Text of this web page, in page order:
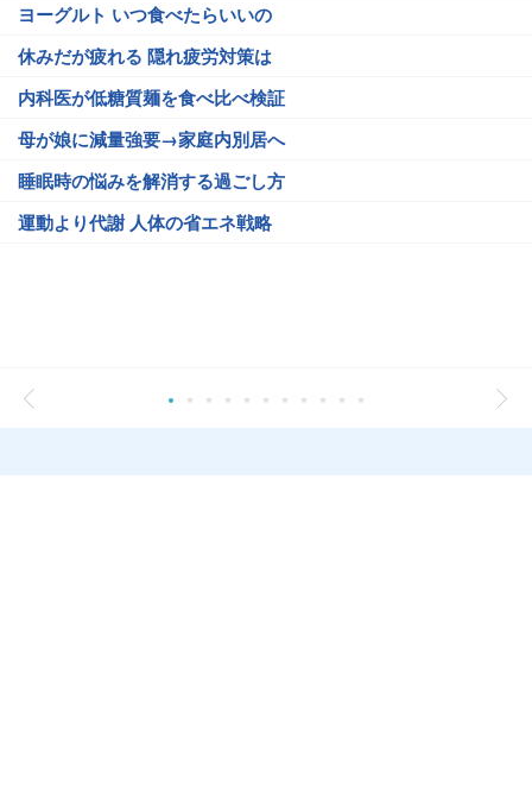
ヨーグルト いつ食べたらいいの
休みだが疲れる 隠れ疲労対策は
内科医が低糖質麺を食べ比べ検証
母が娘に減量強要→家庭内別居へ
睡眠時の悩みを解消する過ごし方
運動より代謝 人体の省エネ戦略